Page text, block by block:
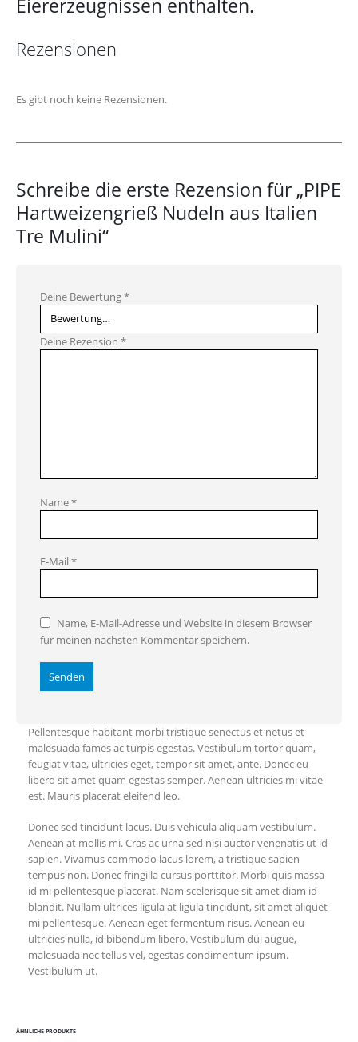
Eiererzeugnissen enthalten.
Rezensionen
Es gibt noch keine Rezensionen.
Schreibe die erste Rezension für „PIPE
Hartweizengrieß Nudeln aus Italien
Tre Mulini“
Deine Bewertung*
Deine Rezension *
Name*
E-Mail *
Name, E-Mail-Adresse und Website in diesem Browser
für meinen nächsten Kommentar speichern.
Pellentesque habitant morbi tristique senectus et netus et
malesuada fames ac turpis egestas. Vestibulum tortor quam,
feugiat vitae, ultricies eget, tempor sit amet, ante. Donec eu
libero sit amet quam egestas semper. Aenean ultricies mi vitae
est. Mauris placerat eleifend leo.
Donec sed tincidunt lacus. Duis vehicula aliquam vestibulum.
Aenean at mollis mi. Cras ac urna sed nisi auctor venenatis ut id
sapien. Vivamus commodo lacus lorem, a tristique sapien
tempus non. Donec fringilla cursus porttitor. Morbi quis massa
id mi pellentesque placerat. Nam scelerisque sit amet diam id
blandit. Nullam ultrices ligula at ligula tincidunt, sit amet aliquet
mi pellentesque. Aenean eget fermentum risus. Aenean eu
ultricies nulla, id bibendum libero. Vestibulum dui augue,
malesuada nec tellus vel, egestas condimentum ipsum.
Vestibulum ut.
ÄHNLICHE PRODUKTE